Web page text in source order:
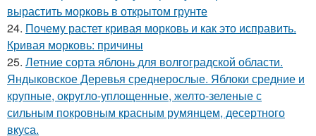
вырастить морковь в открытом грунте
24. Почему растет кривая морковь и как это исправить.
Кривая морковь: причины
25. Летние сорта яблонь для волгоградской области.
Яндыковское Деревья среднерослые. Яблоки средние и
крупные, округло-уплощенные, желто-зеленые с
сильным покровным красным румянцем, десертного
вкуса.